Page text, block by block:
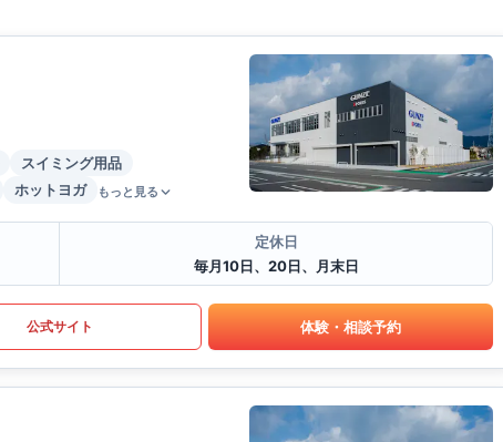
スイミング用品
ホットヨガ もっと見る
定休日
毎月10日、20日、月末日
公式サイト 体験・相談予約